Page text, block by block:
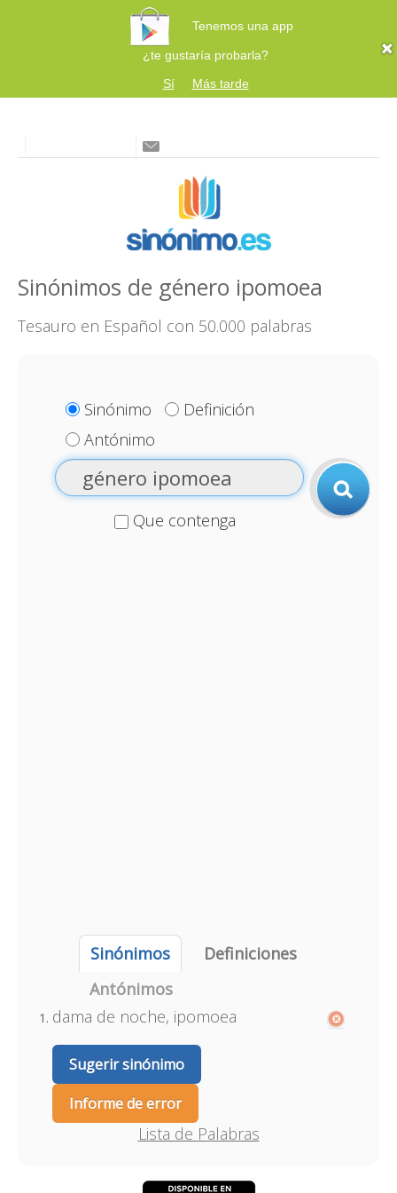
Tenemos una app
¿te gustaría probarla?
Sí
Más tarde
Sinónimos de género ipomoea
Tesauro en Español con 50.000 palabras
Sinónimo
Definición
Antónimo
Que contenga
Sinónimos
Definiciones
Antónimos
dama de noche, ipomoea
Sugerir sinónimo
Informe de error
Lista de Palabras